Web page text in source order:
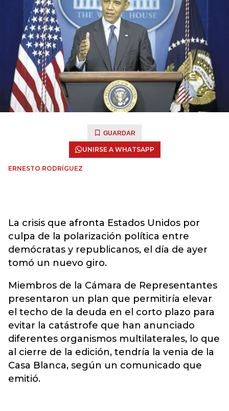
GUARDAR
UNIRSE A WHATSAPP
ERNESTO RODRÍGUEZ
La crisis que afronta Estados Unidos por
culpa de la polarización política entre
demócratas y republicanos, el día de ayer
tomó un nuevo giro.
Miembros de la Cámara de Representantes
presentaron un plan que permitiría elevar
el techo de la deuda en el corto plazo para
evitar la catástrofe que han anunciado
diferentes organismos multilaterales, lo que
al cierre de la edición, tendría la venia de la
Casa Blanca, según un comunicado que
emitió.